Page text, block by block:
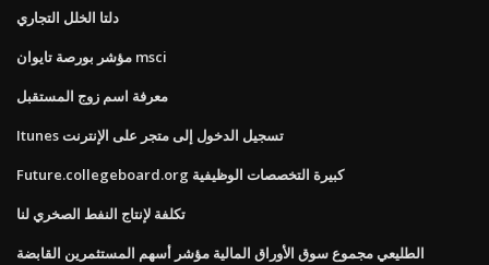
دلتا الخلل التجاري
مؤشر بورصة تايوان msci
معرفة اسم زوج المستقبل
Itunes تسجيل الدخول إلى متجر على الإنترنت
Future.collegeboard.org كبيرة التخصصات الوظيفية
تكلفة لإنتاج النفط الصخري لنا
الطليعي مجموع سوق الأوراق المالية مؤشر أسهم المستثمرين القابضة